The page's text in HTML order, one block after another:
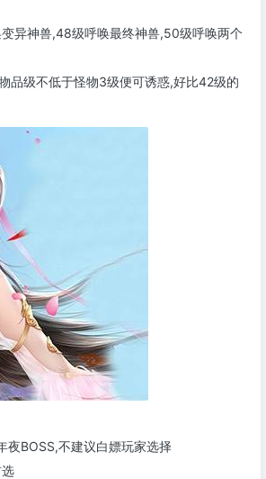
异神兽,48级呼唤最终神兽,50级呼唤两个
品级不低于怪物3级便可诱惑,好比42级的
夜BOSS,不建议白嫖玩家选择